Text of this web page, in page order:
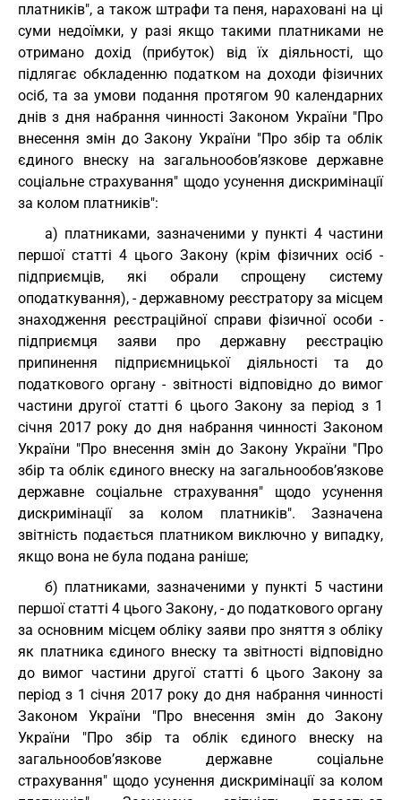
платників", а також штрафи та пеня, нараховані на ці
суми недоїмки, у разі якщо такими платниками не
отримано дохід (прибуток) від їх діяльності, що
підлягає обкладенню податком на доходи фізичних
осіб, та за умови подання протягом 90 календарних
днів з дня набрання чинності Законом України "Про
внесення змін до Закону України "Про збір та облік
єдиного внеску на загальнообов’язкове державне
соціальне страхування" щодо усунення дискримінації
за колом платників":
а) платниками, зазначеними у пункті 4 частини
першої статті 4 цього Закону (крім фізичних осіб -
підприємців, які обрали спрощену систему
оподаткування), - державному реєстратору за місцем
знаходження реєстраційної справи фізичної особи -
підприємця заяви про державну реєстрацію
припинення підприємницької діяльності та до
податкового органу - звітності відповідно до вимог
частини другої статті 6 цього Закону за період з 1
січня 2017 року до дня набрання чинності Законом
України "Про внесення змін до Закону України "Про
збір та облік єдиного внеску на загальнообов’язкове
державне соціальне страхування" щодо усунення
дискримінації за колом платників". Зазначена
звітність подається платником виключно у випадку,
якщо вона не була подана раніше;
б) платниками, зазначеними у пункті 5 частини
першої статті 4 цього Закону, - до податкового органу
за основним місцем обліку заяви про зняття з обліку
як платника єдиного внеску та звітності відповідно
до вимог частини другої статті 6 цього Закону за
період з 1 січня 2017 року до дня набрання чинності
Законом України "Про внесення змін до Закону
України "Про збір та облік єдиного внеску на
загальнообов’язкове державне соціальне
страхування" щодо усунення дискримінації за колом